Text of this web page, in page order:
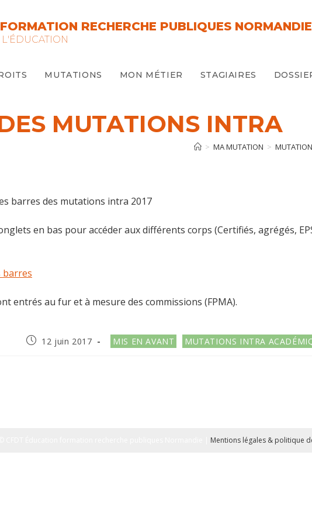
RECHERCHE PUBLIQUES NORMANDIE
MUTATIONS MON MÉTIER STAGIAIRES
MUTATIONS INTRA
> MA MUTATION >
barres des mutations intra 2017
en bas pour accéder aux différents corps (Certifiés, agrégés,
barres
entrés au fur et à mesure des commissions (FPMA).
Publication
12 juin 2017
Post
category:
MIS EN AVANT MUTATIONS INTRA
Mentions légales & politique